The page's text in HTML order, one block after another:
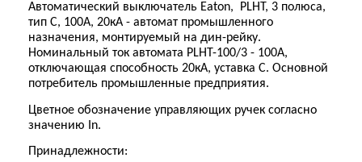
Автоматический выключатель Eaton, PLHT, 3 полюса,
тип C, 100А, 20кА - автомат промышленного
назначения, монтируемый на дин-рейку.
Номинальный ток автомата PLHT-100/3 - 100А,
отключающая способность 20кА, уставка С. Основной
потребитель промышленные предприятия.
Цветное обозначение управляющих ручек согласно
значению In.
Принадлежности: